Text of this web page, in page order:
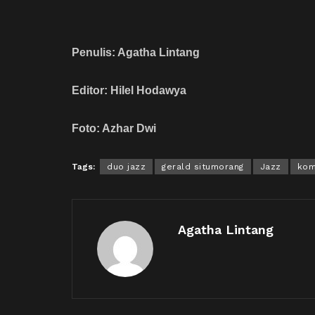
Penulis: Agatha Lintang
Editor: Hilel Hodawya
Foto: Azhar Dwi
Tags: duo jazz gerald situmorang Jazz
Agatha Lintang